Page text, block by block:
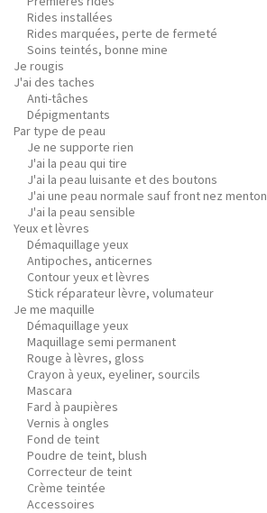
Rides installées
Rides marquées, perte de fermeté
Soins teintés, bonne mine
Je rougis
J'ai des taches
Anti-tâches
Dépigmentants
Par type de peau
Je ne supporte rien
J'ai la peau qui tire
J'ai la peau luisante et des boutons
J'ai une peau normale sauf front nez menton
J'ai la peau sensible
Yeux et lèvres
Démaquillage yeux
Antipoches, anticernes
Contour yeux et lèvres
Stick réparateur lèvre, volumateur
Je me maquille
Démaquillage yeux
Maquillage semi permanent
Rouge à lèvres, gloss
Crayon à yeux, eyeliner, sourcils
Mascara
Fard à paupières
Vernis à ongles
Fond de teint
Poudre de teint, blush
Correcteur de teint
Crème teintée
Accessoires